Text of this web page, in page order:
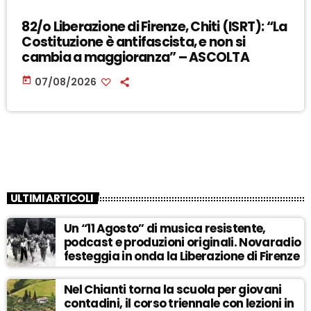
82/o Liberazione di Firenze, Chiti (ISRT): “La
Costituzione è antifascista, e non si
cambia a maggioranza” – ASCOLTA
today 07/08/2026
ULTIMI ARTICOLI
Un “11 Agosto” di musica resistente,
podcast e produzioni originali. Novaradio
festeggia in onda la Liberazione di Firenze
Nel Chianti torna la scuola per giovani
contadini, il corso triennale con lezioni in